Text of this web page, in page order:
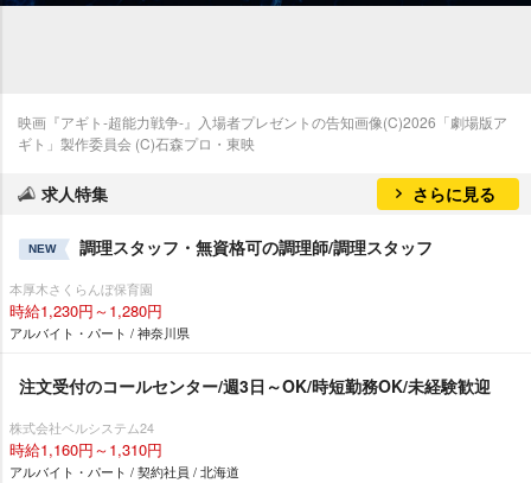
映画『アギト-超能力戦争-』入場者プレゼントの告知画像(C)2026「劇場版ア
ギト」製作委員会 (C)石森プロ・東映
求人特集 さらに見る
NEW 調理スタッフ・無資格可の調理師/調理スタッフ
本厚木さくらんぼ保育園
時給1,230円～1,280円
アルバイト・パート / 神奈川県
注文受付のコールセンター/週3日～OK/時短勤務OK/未経験歓迎
株式会社ベルシステム24
時給1,160円～1,310円
アルバイト・パート / 契約社員 / 北海道